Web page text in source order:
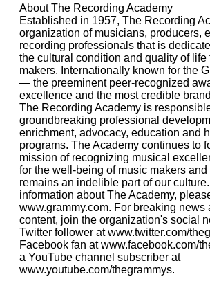
About The Recording Academy
Established in 1957, The Recording
organization of musicians, producers,
recording professionals that is
the cultural condition and quality of life
makers. Internationally known for the
— the preeminent peer-recognized
excellence and the most credible
The Recording Academy is
groundbreaking professional
enrichment, advocacy, education and
programs. The Academy continues to
mission of recognizing musical
for the well-being of music makers
remains an indelible part of our
information about The Academy,
www.grammy.com. For breaking news
content, join the organization's social
Twitter follower at www.twitter.com/
Facebook fan at www.facebook.com/
a YouTube channel subscriber at
www.youtube.com/thegrammys.